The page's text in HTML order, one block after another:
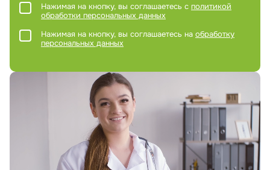
Нажимая на кнопку, вы соглашаетесь с политикой
обработки персональных данных
Нажимая на кнопку, вы соглашаетесь на обработку
персональных данных